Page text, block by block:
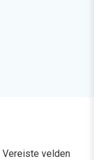
Vereiste velden